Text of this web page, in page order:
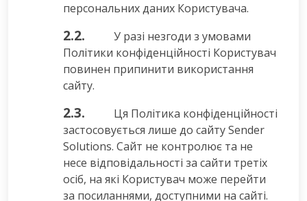
персональних даних Користувача.
2.2.
У разі незгоди з умовами
Політики конфіденційності Користувач
повинен припинити використання
сайту.
2.3.
Ця Політика конфіденційності
застосовується лише до сайту Sender
Solutions. Сайт не контролює та не
несе відповідальності за сайти третіх
осіб, на які Користувач може перейти
за посиланнями, доступними на сайті.